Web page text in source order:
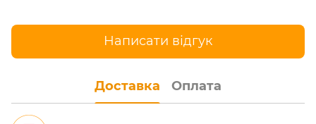
Написати відгук
Доставка Оплата